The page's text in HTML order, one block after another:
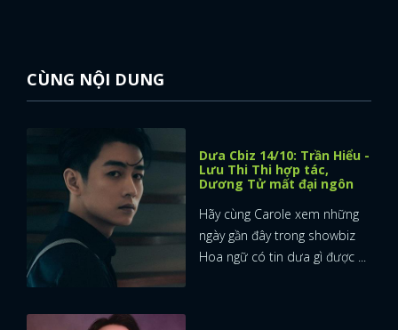
CÙNG NỘI DUNG
Dưa Cbiz 14/10: Trần Hiểu -
Lưu Thi Thi hợp tác,
Dương Tử mất đại ngôn
Hãy cùng Carole xem những
ngày gần đây trong showbiz
Hoa ngữ có tin dưa gì được ...